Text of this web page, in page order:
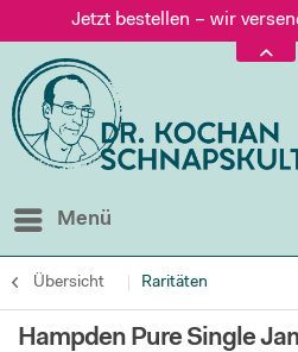
Jetzt bestellen – wir
Versand nur 5,60 €,
Jetzt bestellen – wir
Menü
Übersicht Raritäten
Hampden Pure Single